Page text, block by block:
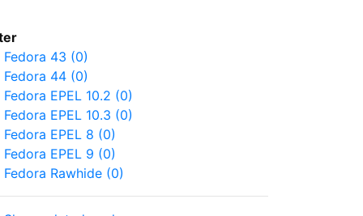
Fedora 43 (0)
Fedora 44 (0)
Fedora EPEL 10.2 (0)
Fedora EPEL 10.3 (0)
Fedora EPEL 8 (0)
Fedora EPEL 9 (0)
Fedora Rawhide (0)